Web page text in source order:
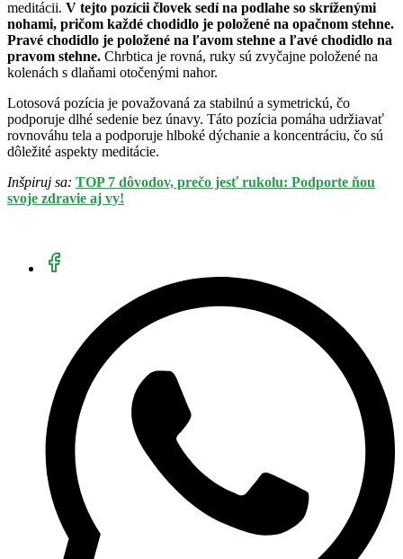
meditácii. V tejto pozícii človek sedí na podlahe so skríženými
nohami, pričom každé chodidlo je položené na opačnom stehne.
Pravé chodidlo je položené na ľavom stehne a ľavé chodidlo na
pravom stehne. Chrbtica je rovná, ruky sú zvyčajne položené na
kolenách s dlaňami otočenými nahor.
Lotosová pozícia je považovaná za stabilnú a symetrickú, čo
podporuje dlhé sedenie bez únavy. Táto pozícia pomáha udržiavať
rovnováhu tela a podporuje hlboké dýchanie a koncentráciu, čo sú
dôležité aspekty meditácie.
Inšpiruj sa: TOP 7 dôvodov, prečo jesť rukolu: Podporte ňou
svoje zdravie aj vy!